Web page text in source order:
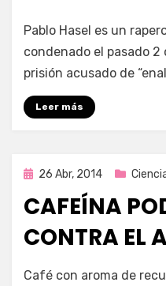
por Enrique
Pablo Hasel es un
condenado el pasado 2
prisión acusado de
Leer más
Publicada
26 Abr, 2014
CAFEÍNA
CONTRA EL
por
Café con aroma de